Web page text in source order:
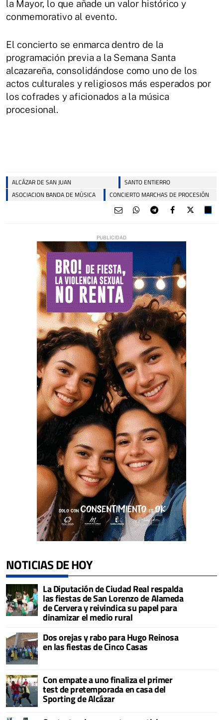
la Mayor, lo que añade un valor histórico y
conmemorativo al evento.
El concierto se enmarca dentro de la
programación previa a la Semana Santa
alcazareña, consolidándose como uno de los
actos culturales y religiosos más esperados por
los cofrades y aficionados a la música
procesional.
ALCÁZAR DE SAN JUAN
SANTO ENTIERRO
ASOCIACION BANDA DE MÚSICA
CONCIERTO MARCHAS DE PROCESIÓN
NOTICIAS DE HOY
La Diputación de Ciudad Real respalda
las fiestas de San Lorenzo de Alameda
de Cervera y reivindica su papel para
dinamizar el medio rural
Dos orejas y rabo para Hugo Reinosa
en las fiestas de Cinco Casas
Con empate a uno finaliza el primer
test de pretemporada en casa del
Sporting de Alcázar